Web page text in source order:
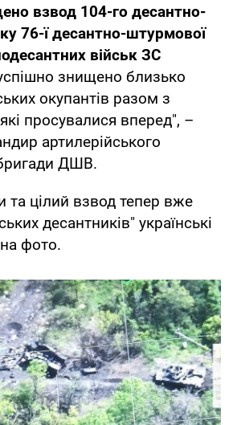
взвод 104-го десантно-
76-ї десантно-штурмової
військ ЗС
знищено близько
окупантів разом з
просувалися вперед", –
артилерійського
бригади ДШВ.
та цілий взвод тепер вже
десантників" українські
фото.